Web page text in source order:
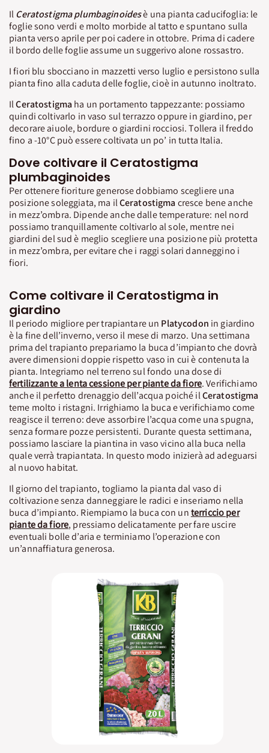
IlCeratostigmaplumbaginoidesè una pianta caducifoglia: le
foglie sono verdi e molto morbide al tatto e spuntano sulla
pianta verso aprile per poi cadere in ottobre. Prima di cadere
il bordo delle foglie assume un suggerivo alone rossastro.
I fiori blu sbocciano in mazzetti verso luglio e persistono sulla
pianta fino alla caduta delle foglie, cioè in autunno inoltrato.
IlCeratostigma ha un portamento tappezzante: possiamo
quindi coltivarlo in vaso sul terrazzo oppure in giardino, per
decorare aiuole, bordure o giardini rocciosi. Tollera il freddo
fino a -10°C può essere coltivata un po’ in tutta Italia.
Dove coltivare il Ceratostigma
plumbaginoides
Per ottenere fioriture generose dobbiamo scegliere una
posizione soleggiata, ma ilCeratostigma cresce bene anche
in mezz’ombra. Dipende anche dalle temperature: nel nord
possiamo tranquillamente coltivarlo al sole, mentre nei
giardini del sud è meglio scegliere una posizione più protetta
in mezz’ombra, per evitare che i raggi solari danneggino i
fiori.
Come coltivare il Ceratostigma in
giardino
Il periodo migliore per trapiantare un Platycodon in giardino
è la fine dell’inverno, verso il mese di marzo. Una settimana
prima del trapianto prepariamo la buca d’impianto che dovrà
avere dimensioni doppie rispetto vaso in cui è contenuta la
pianta. Integriamo nel terreno sul fondo una dose di
fertilizzante a lenta cessione per piante da fiore. Verifichiamo
anche il perfetto drenaggio dell’acqua poiché ilCeratostigma
teme molto i ristagni. Irrighiamo la buca e verifichiamo come
reagisce il terreno: deve assorbire l’acqua come una spugna,
senza formare pozze persistenti. Durante questa settimana,
possiamo lasciare la piantina in vaso vicino alla buca nella
quale verrà trapiantata. In questo modo inizierà ad adeguarsi
al nuovo habitat.
Il giorno del trapianto, togliamo la pianta dal vaso di
coltivazione senza danneggiare le radici e inseriamo nella
buca d’impianto. Riempiamo la buca con unterriccio per
piante da fiore, pressiamo delicatamente per fare uscire
eventuali bolle d’aria e terminiamo l’operazione con
un’annaffiatura generosa.